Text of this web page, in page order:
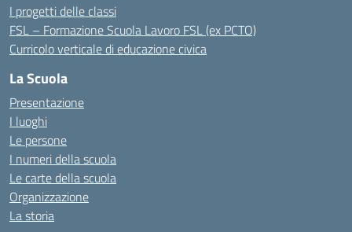
I progetti delle classi
FSL – Formazione Scuola Lavoro FSL (ex PCTO)
Curricolo verticale di educazione civica
La Scuola
Presentazione
I luoghi
Le persone
I numeri della scuola
Le carte della scuola
Organizzazione
La storia